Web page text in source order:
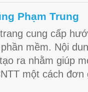
Phạm Trung
cung cấp
mềm. Nội
ra nhằm giúp
một cách đơn